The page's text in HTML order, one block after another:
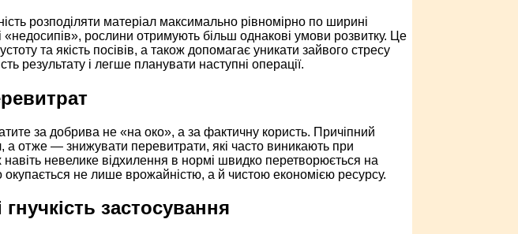
розподіляти матеріал максимально рівномірно по ширині
«недосипів», рослини отримують більш однакові умови розвитку. Це
та якість посівів, а також допомагає уникати зайвого стресу
результату і легше планувати наступні операції.
за добрива не «на око», а за фактичну користь. Причіпний
а отже — знижувати перевитрати, які часто виникають при
невелике відхилення в нормі швидко перетворюється на
окупається не лише врожайністю, а й чистою економією ресурсу.
гнучкість застосування